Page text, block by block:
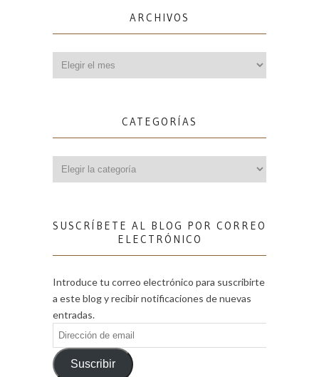
ARCHIVOS
CATEGORÍAS
SUSCRÍBETE AL BLOG POR CORREO
ELECTRÓNICO
Introduce tu correo electrónico para suscribirte
a este blog y recibir notificaciones de nuevas
entradas.
Dirección
de
emailSuscribir